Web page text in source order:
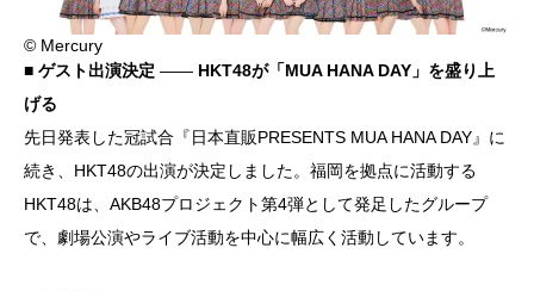
© Mercury
■ ゲスト出演決定 —— HKT48が「MUA HANA DAY」を盛り上
げる
先日発表した冠試合『日本直販PRESENTS MUA HANA DAY』に
続き、HKT48の出演が決定しました。福岡を拠点に活動する
HKT48は、AKB48プロジェクト第4弾として発足したグループ
で、劇場公演やライブ活動を中心に幅広く活動しています。